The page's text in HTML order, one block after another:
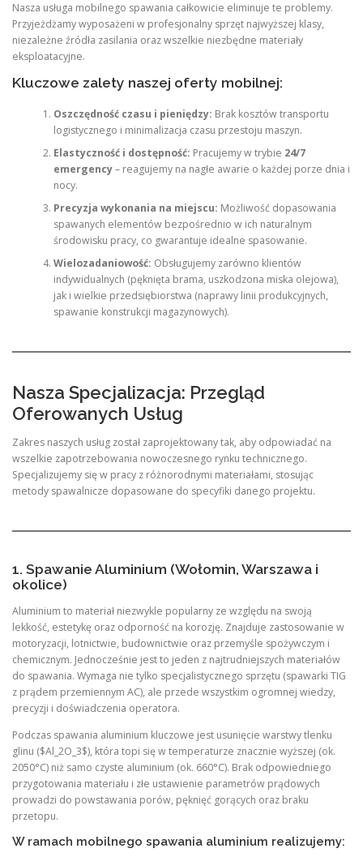
Nasza usługa mobilnego spawania całkowicie eliminuje te problemy.
Przyjeżdżamy wyposażeni w profesjonalny sprzęt najwyższej klasy,
niezależne źródła zasilania oraz wszelkie niezbędne materiały
eksploatacyjne.
Kluczowe zalety naszej oferty mobilnej:
Oszczędność czasu i pieniędzy: Brak kosztów transportu
logistycznego i minimalizacja czasu przestoju maszyn.
Elastyczność i dostępność: Pracujemy w trybie 24/7
emergency– reagujemy na nagłe awarie o każdej porze dnia i
nocy.
Precyzja wykonania na miejscu: Możliwość dopasowania
spawanych elementów bezpośrednio w ich naturalnym
środowisku pracy, co gwarantuje idealne spasowanie.
Wielozadaniowość: Obsługujemy zarówno klientów
indywidualnych (pęknięta brama, uszkodzona miska olejowa),
jak i wielkie przedsiębiorstwa (naprawy linii produkcyjnych,
spawanie konstrukcji magazynowych).
Nasza Specjalizacja: Przegląd
Oferowanych Usług
Zakres naszych usług został zaprojektowany tak, aby odpowiadać na
wszelkie zapotrzebowania nowoczesnego rynku technicznego.
Specjalizujemy się w pracy z różnorodnymi materiałami, stosując
metody spawalnicze dopasowane do specyfiki danego projektu.
1. Spawanie Aluminium (Wołomin, Warszawa i
okolice)
Aluminium to materiał niezwykle popularny ze względu na swoją
lekkość, estetykę oraz odporność na korozję. Znajduje zastosowanie w
motoryzacji, lotnictwie, budownictwie oraz przemyśle spożywczym i
chemicznym. Jednocześnie jest to jeden z najtrudniejszych materiałów
do spawania. Wymaga nie tylko specjalistycznego sprzętu (spawarki TIG
z prądem przemiennym AC), ale przede wszystkim ogromnej wiedzy,
precyzji i doświadczenia operatora.
Podczas spawania aluminium kluczowe jest usunięcie warstwy tlenku
glinu ($Al_2O_3$), która topi się w temperaturze znacznie wyższej (ok.
2050°C) niż samo czyste aluminium (ok. 660°C). Brak odpowiedniego
przygotowania materiału i złe ustawienie parametrów prądowych
prowadzi do powstawania porów, pęknięć gorących oraz braku
przetopu.
W ramach mobilnego spawania aluminium realizujemy: